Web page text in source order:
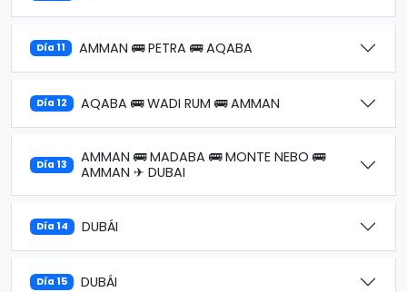
Día 11 AMMAN 🚌 PETRA 🚌 AQABA
Día 12 AQABA 🚌 WADI RUM 🚌 AMMAN
Día 13
AMMAN 🚌 MADABA 🚌 MONTE NEBO 🚌
AMMAN ✈ DUBAI
Día 14 DUBÁI
Día 15 DUBÁI